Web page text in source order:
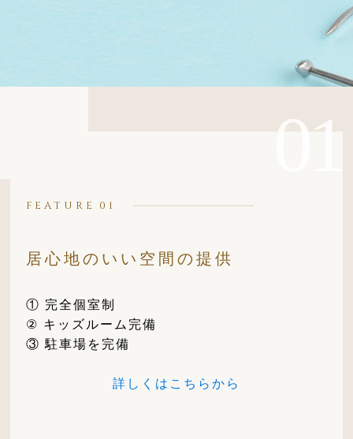
FEATURE
居心地のいい空間の提供
① 完全個室制
② キッズルーム完備
③ 駐車場を完備
詳しくはこちらから